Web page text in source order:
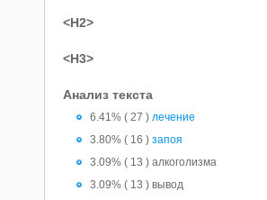
<H2>
<H3>
Анализ текста
6.41% ( 27 ) лечение
3.80% ( 16 ) запоя
3.09% ( 13 ) алкоголизма
3.09% ( 13 ) вывод